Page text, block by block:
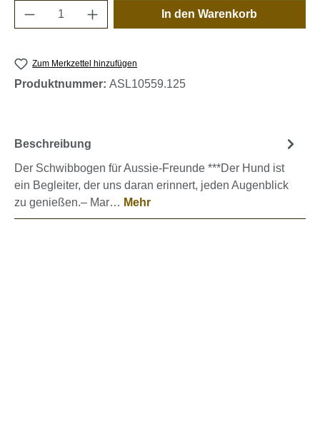
Produkt Anzahl: Gib den gewünschten
In den Warenkorb
Zum Merkzettel hinzufügen
Produktnummer: ASL10559.125
Beschreibung
Der Schwibbogen für Aussie-Freunde ***Der Hund ist
ein Begleiter, der uns daran erinnert, jeden Augenblick
zu genießen.– Mar… Mehr